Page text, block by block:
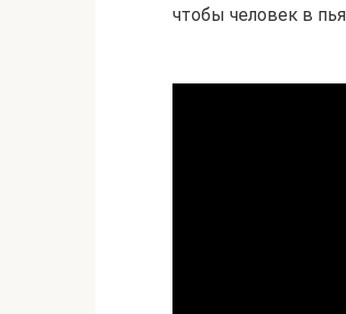
чтобы человек в